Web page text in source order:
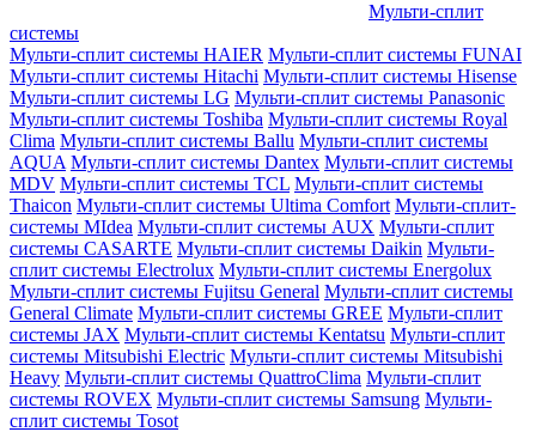
Мульти-сплит
системы
Мульти-сплит системы HAIER Мульти-сплит системы FUNAI
Мульти-сплит системы Hitachi Мульти-сплит системы Hisense
Мульти-сплит системы LG Мульти-сплит системы Panasonic
Мульти-сплит системы Toshiba Мульти-сплит системы Royal
Clima Мульти-сплит системы Ballu Мульти-сплит системы
AQUA Мульти-сплит системы Dantex Мульти-сплит системы
MDV Мульти-сплит системы TCL Мульти-сплит системы
Thaicon Мульти-сплит системы Ultima Comfort Мульти-сплит-
системы MIdea Мульти-сплит системы AUX Мульти-сплит
системы CASARTE Мульти-сплит системы Daikin Мульти-
сплит системы Electrolux Мульти-сплит системы Energolux
Мульти-сплит системы Fujitsu General Мульти-сплит системы
General Climate Мульти-сплит системы GREE Мульти-сплит
системы JAX Мульти-сплит системы Kentatsu Мульти-сплит
системы Mitsubishi Electric Мульти-сплит системы Mitsubishi
Heavy Мульти-сплит системы QuattroClima Мульти-сплит
системы ROVEX Мульти-сплит системы Samsung Мульти-
сплит системы Tosot